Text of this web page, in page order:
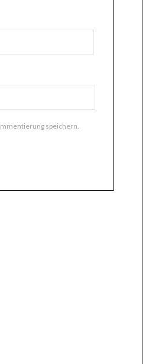
speichern.